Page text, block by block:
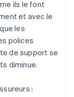
ils le font
et avec le
les
polices
de support se
diminue.
: